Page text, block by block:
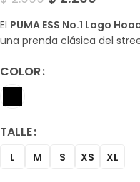
El PUMA ESS No.1 Logo
una prenda clásica del
COLOR
TALLE
L M S XS XL